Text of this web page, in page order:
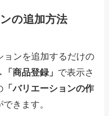
の追加方法
ョンを追加するだけの
「商品登録」 で表示さ
「バリエーションの作
きます。